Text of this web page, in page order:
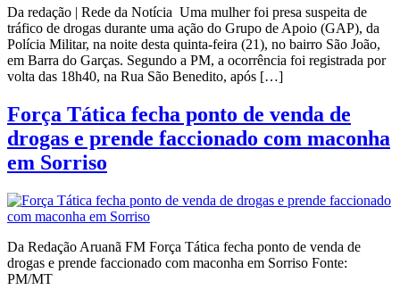
Da redação | Rede da Notícia Uma mulher foi presa suspeita de
tráfico de drogas durante uma ação do Grupo de Apoio (GAP), da
Polícia Militar, na noite desta quinta-feira (21), no bairro São João,
em Barra do Garças. Segundo a PM, a ocorrência foi registrada por
volta das 18h40, na Rua São Benedito, após […]
Força Tática fecha ponto de venda de
drogas e prende faccionado com maconha
em Sorriso
Da Redação Aruanã FM Força Tática fecha ponto de venda de
drogas e prende faccionado com maconha em Sorriso Fonte:
PM/MT